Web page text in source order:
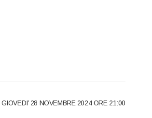
GIOVEDI’ 28 NOVEMBRE 2024 ORE 21:00